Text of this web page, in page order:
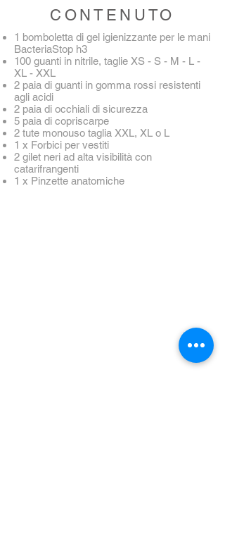
CONTENUTO
1 bomboletta di gel igienizzante per le mani
BacteriaStop h3
100 guanti in nitrile, taglie XS - S - M - L -
XL - XXL
2 paia di guanti in gomma rossi resistenti
agli acidi
2 paia di occhiali di sicurezza
5 paia di copriscarpe
2 tute monouso taglia XXL, XL o L
1 x Forbici per vestiti
2 gilet neri ad alta visibilità con
catarifrangenti
1 x Pinzette anatomiche